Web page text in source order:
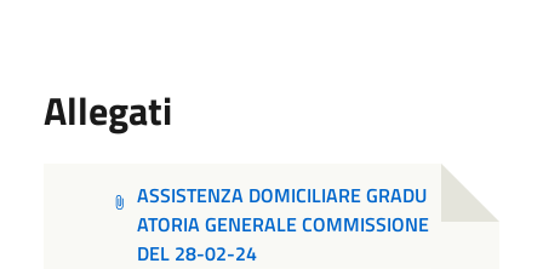
Allegati
ASSISTENZA DOMICILIARE GRADU
ATORIA GENERALE COMMISSIONE
DEL 28-02-24